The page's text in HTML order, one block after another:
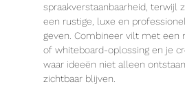
spraakverstaanbaarheid, terwijl
een rustige, luxe en
geven. Combineer vilt met een
of whiteboard-oplossing en je
waar ideeën niet alleen
zichtbaar blijven.